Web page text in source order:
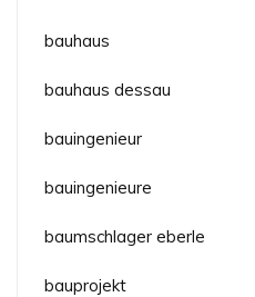
bauhaus
bauhaus dessau
bauingenieur
bauingenieure
baumschlager eberle
bauprojekt